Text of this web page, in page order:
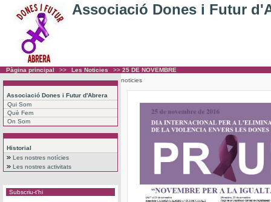
Associació Dones i Futur
Pàgina principal >> Les Noticies >> 25 DE NOVEMBRE
Associació Dones i Futur d'Abrera
Qui Som
Què Fem
On Som
Historial
Les nostres notícies
Les nostres activitats
Subscriu-t'hi
noticies